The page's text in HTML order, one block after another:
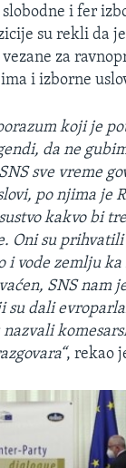
slobodne i fer
su rekli da
za
i izborne
koji je
da ne
sve vreme
po njima je
kakvo bi
Oni su
i vode zemlju
SNS nam
su dali
, rekao